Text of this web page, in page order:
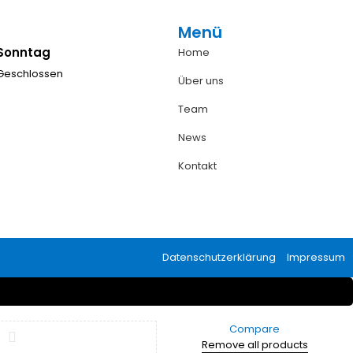
Menü
Home
Über uns
Team
News
Kontakt
Datenschutzerklärung Impressum
Compare
Remove all products